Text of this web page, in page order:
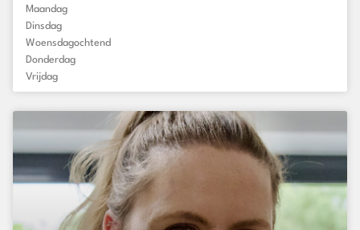
Maandag
Dinsdag
Woensdagochtend
Donderdag
Vrijdag